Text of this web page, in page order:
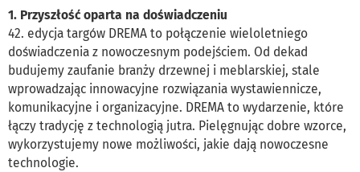
1. Przyszłość oparta na doświadczeniu
42. edycja targów DREMA to połączenie wieloletniego
doświadczenia z nowoczesnym podejściem. Od dekad
budujemy zaufanie branży drzewnej i meblarskiej, stale
wprowadzając innowacyjne rozwiązania wystawiennicze,
komunikacyjne i organizacyjne. DREMA to wydarzenie, które
łączy tradycję z technologią jutra. Pielęgnując dobre wzorce,
wykorzystujemy nowe możliwości, jakie dają nowoczesne
technologie.